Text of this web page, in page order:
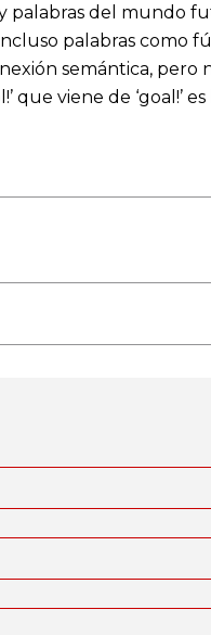
palabras del mundo
palabras como
semántica, pero
que viene de ‘goal!’